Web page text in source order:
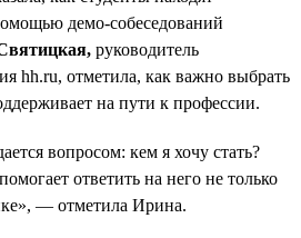
демо-собеседований
руководитель
hh.ru, отметила, как важно выбрать
на пути к профессии.
вопросом: кем я хочу стать?
ответить на него не только
— отметила Ирина.